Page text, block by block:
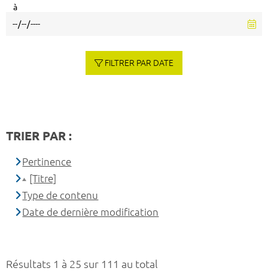
Résultats 1 à 25 sur 111 au total
à
FILTRER PAR DATE
TRIER PAR :
Pertinence
[Titre]
Type de contenu
Date de dernière modification